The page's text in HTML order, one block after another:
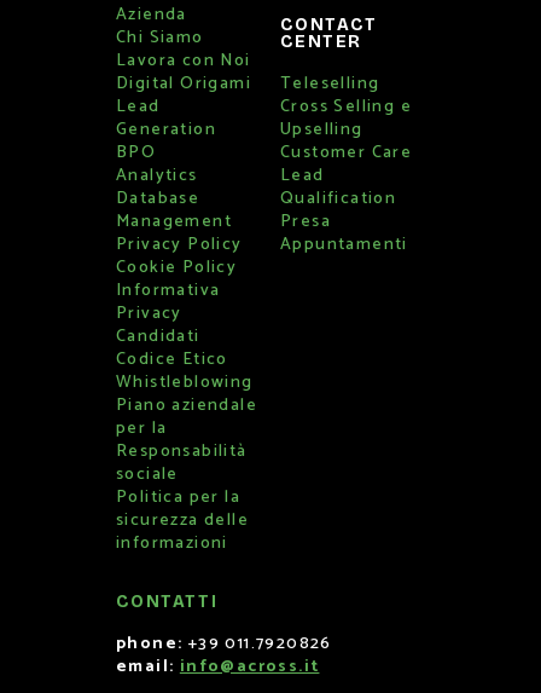
Azienda
Chi Siamo
Lavora con Noi
Digital Origami
Lead
Generation
BPO
Analytics
Database
Management
Privacy Policy
Cookie Policy
Informativa
Privacy
Candidati
Codice Etico
Whistleblowing
Piano aziendale
per la
Responsabilità
sociale
Politica per la
sicurezza delle
informazioni
CONTACT
CENTER
Teleselling
Cross Selling e
Upselling
Customer Care
Lead
Qualification
Presa
Appuntamenti
CONTATTI
phone: +39 011.7920826
email: info@across.it